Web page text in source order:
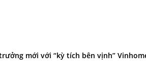
mới với “kỳ tích bên vịnh”